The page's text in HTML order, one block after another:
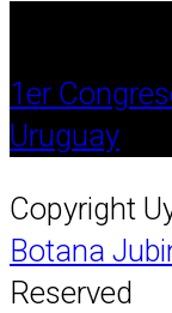
1er
Uruguay
Copyright
Botana
Reserved